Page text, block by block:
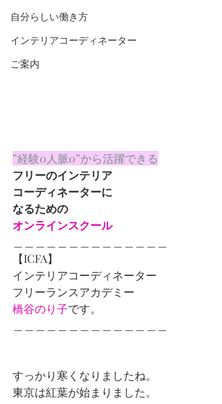
自分らしい働き方
インテリアコーディネーター
ご案内
”経験0人脈0”から活躍できる
フリーのインテリア
コーディネーターに
なるための
オンラインスクール
【ICFA】
インテリアコーディネーター
フリーランスアカデミー
橋谷のり子です。
すっかり寒くなりましたね。
東京は紅葉が始まりました。